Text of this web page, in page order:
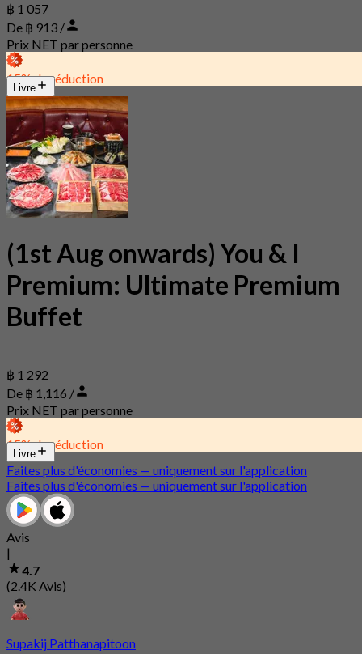
฿ 1 057
De ฿ 913 /
Prix NET par personne
15% de réduction
Livre
(1st Aug onwards) You & I
Premium: Ultimate Premium
Buffet
฿ 1 292
De ฿ 1,116 /
Prix NET par personne
15% de réduction
Livre
Faites plus d'économies — uniquement sur l'application
Faites plus d'économies — uniquement sur l'application
Avis
|
4.7
(2.4K Avis)
Supakij Patthanapitoon